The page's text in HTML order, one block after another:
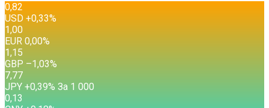
0,82
USD +0,33%
1,00
EUR 0,00%
1,15
GBP –1,03%
7,77
JPY +0,39% За 1 000
0,13